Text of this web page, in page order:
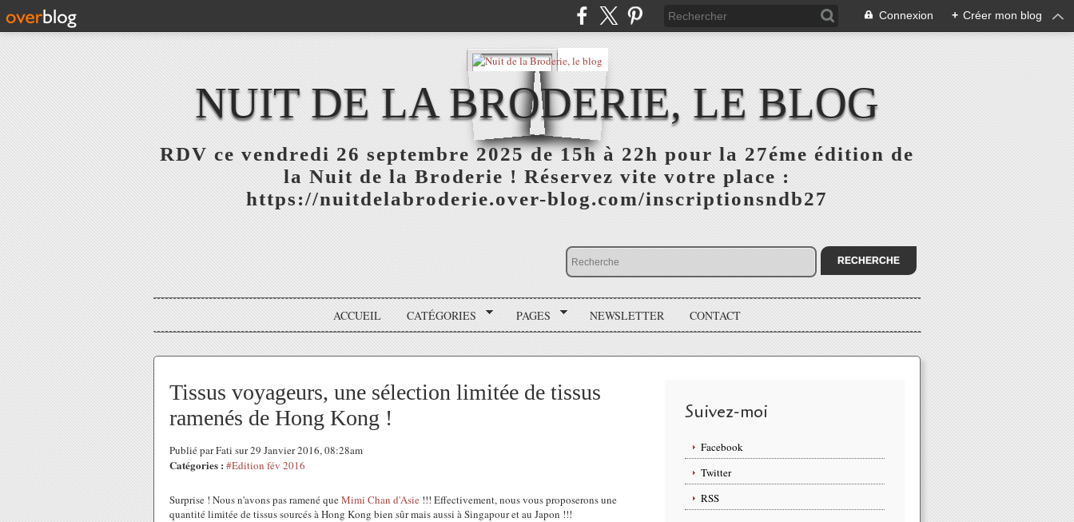
Connexion + Créer mon blog
NUIT DE LA BRODERIE, LE BLOG
RDV ce vendredi 26 septembre 2025 de 15h à 22h pour la 27éme édition de
la Nuit de la Broderie ! Réservez vite votre place :
https://nuitdelabroderie.over-blog.com/inscriptionsndb27
ACCUEIL CATÉGORIES PAGES NEWSLETTER CONTACT
Tissus voyageurs, une sélection limitée de tissus
ramenés de Hong Kong !
Publié par Fati sur 29 Janvier 2016, 08:28am
Catégories : #Edition fév 2016
Surprise ! Nous n'avons pas ramené queMimi Chan d'Asie !!! Effectivement, nous vous proposerons une
quantité limitée de tissus sourcés à Hong Kong bien sûr mais aussi à Singapour et au Japon !!!
Suivez-moi
Facebook
Twitter
RSS